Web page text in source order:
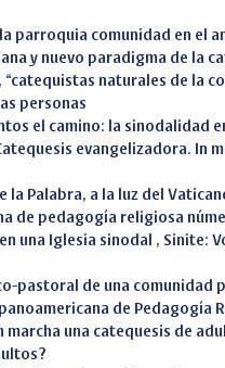
parroquia comunidad en el
y nuevo paradigma de la
“catequistas naturales de la
personas
el camino: la sinodalidad
evangelizadora. In
la Palabra, a la luz del
de pedagogía religiosa
una Iglesia sinodal , Sinite:
pastoral de una comunidad
de Pedagogía
marcha una catequesis de